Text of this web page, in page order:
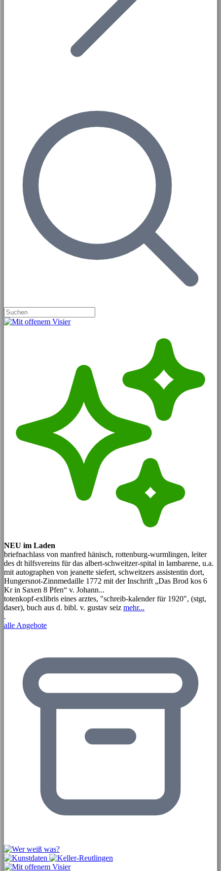
NEU im Laden
briefnachlass von manfred hänisch, rottenburg-wurmlingen, leiter
des dt hilfsvereins für das albert-schweitzer-spital in lambarene, u.a.
mit autographen von jeanette siefert, schweitzers assistentin dort,
Hungersnot-Zinnmedaille 1772 mit der Inschrift „Das Brod kos 6
Kr in Saxen 8 Pfen“ v. Johann...
totenkopf-exlibris eines arztes, "schreib-kalender für 1920", (stgt,
daser), buch aus d. bibl. v. gustav seiz mehr...
.
alle Angebote